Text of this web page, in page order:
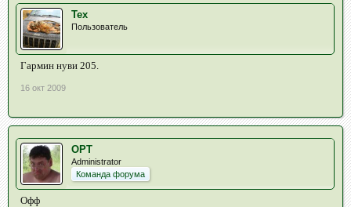
Tex
Пользователь
Гармин нуви 205.
16 окт 2009
OPT
Administrator
Команда форума
Офф